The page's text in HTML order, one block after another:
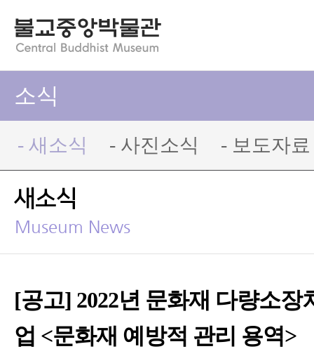
소식
- 새소식 - 사진소식 - 보도자료
새소식
Museum News
[공고] 2022년 문화재 다량소장
업 <문화재 예방적 관리 용역>